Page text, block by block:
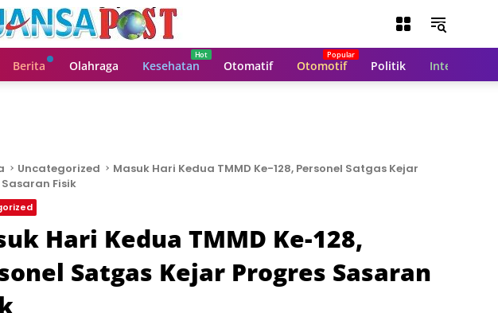
Berita Olahraga Kesehatan Otomatif Otomotif Politik Internasional
Uncategorized
Masuk Hari Kedua TMMD Ke-128, Personel Satgas Kejar
Fisik
Hari Kedua TMMD Ke-128,
Satgas Kejar Progres Sasaran